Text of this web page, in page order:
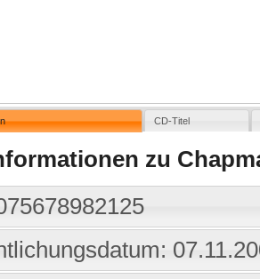
CD-Titel
zu